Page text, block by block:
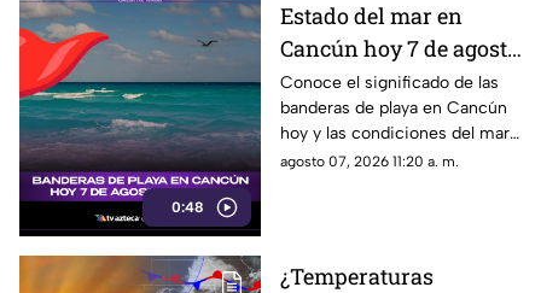
0:48
Estado del mar en
Cancún hoy 7 de agosto
de 2026: conoce el color
de las banderas
Conoce el significado de las
banderas de playa en Cancún
hoy y las condiciones del mar
para este 7 de agosto de 2026.
agosto 07, 2026 11:20 a. m.
¿Temperaturas